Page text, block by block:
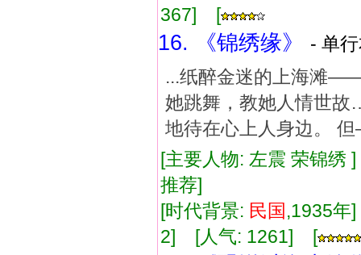
367] [
16. 《锦绣缘》
- 单
...纸醉金迷的上海滩
她跳舞，教她人情世
地待在心上人身边。
[主要人物: 左震 荣锦
推荐]
[时代背景: 民国 ,1935
2] [人气: 1261] [